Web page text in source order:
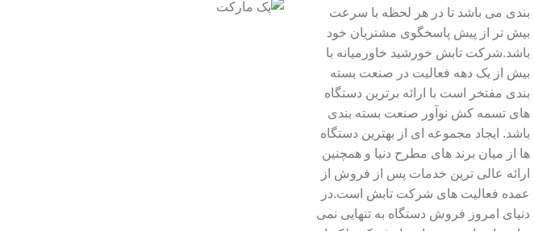
بندی می باشد تا در هر لحظه با سرعت
بیش تر از پیش پاسخگوی مشتریان خود
باشد.شرکت تابش خورشید خاورمیانه با
بیش از یک دهه فعالیت در صنعت بسته
بندی مفتخر است با ارائه برترین دستگاه
های تسمه کش نوآور صنعت بسته بندی
باشد. ایجاد مجموعه ای از بهترین دستگاه
ها از میان برند های مطرح دنیا و همچنین
ارائه عالی ترین خدمات پس از فروش از
عمده فعالیت های شرکت تابش است.در
دنیای امروز فروش دستگاه به تنهایی نمی